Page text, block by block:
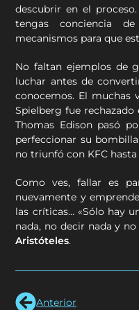
descubrir en el
tengas conciencia
mecanismos para que
No faltan ejemplos de
luchar antes de
conocemos. El muchas
Spielberg fue rechazado
Thomas Edison pasó
perfeccionar su
no triunfó con KFC hasta
Como ves, fallar es
nuevamente y
las críticas… «Sólo hay
nada, no decir nada y
Aristóteles.
Anterior